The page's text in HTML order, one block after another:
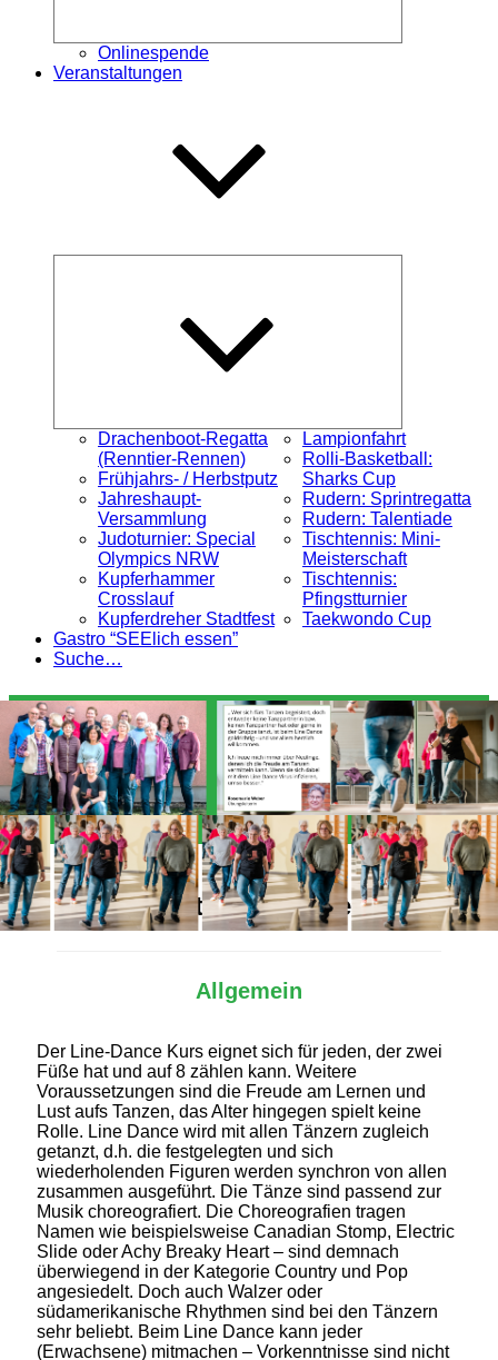
Onlinespende
Veranstaltungen
Drachenboot-Regatta
(Renntier-Rennen)
Frühjahrs- / Herbstputz
Jahreshaupt-
Versammlung
Judoturnier: Special
Olympics NRW
Kupferhammer
Crosslauf
Kupferdreher Stadtfest
Lampionfahrt
Rolli-Basketball:
Sharks Cup
Rudern: Sprintregatta
Rudern: Talentiade
Tischtennis: Mini-
Meisterschaft
Tischtennis:
Pfingstturnier
Taekwondo Cup
Gastro “SEElich essen”
Suche…
Alles Wichtige auf einen Blick
Allgemein
Der Line-Dance Kurs eignet sich für jeden, der zwei
Füße hat und auf 8 zählen kann. Weitere
Voraussetzungen sind die Freude am Lernen und
Lust aufs Tanzen, das Alter hingegen spielt keine
Rolle. Line Dance wird mit allen Tänzern zugleich
getanzt, d.h. die festgelegten und sich
wiederholenden Figuren werden synchron von allen
zusammen ausgeführt. Die Tänze sind passend zur
Musik choreografiert. Die Choreografien tragen
Namen wie beispielsweise Canadian Stomp, Electric
Slide oder Achy Breaky Heart – sind demnach
überwiegend in der Kategorie Country und Pop
angesiedelt. Doch auch Walzer oder
südamerikanische Rhythmen sind bei den Tänzern
sehr beliebt. Beim Line Dance kann jeder
(Erwachsene) mitmachen – Vorkenntnisse sind nicht